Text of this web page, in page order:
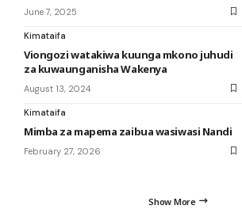
June 7, 2025
Kimataifa
Viongozi watakiwa kuunga mkono juhudi
za kuwaunganisha Wakenya
August 13, 2024
Kimataifa
Mimba za mapema zaibua wasiwasi Nandi
February 27, 2026
Show More